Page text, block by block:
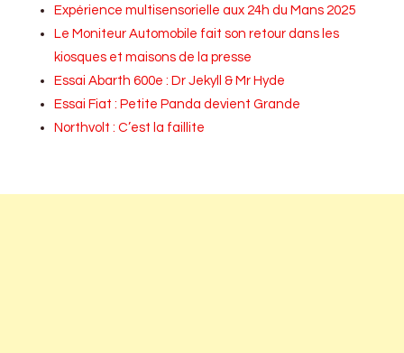
Expérience multisensorielle aux 24h du Mans 2025
Le Moniteur Automobile fait son retour dans les
kiosques et maisons de la presse
Essai Abarth 600e : Dr Jekyll & Mr Hyde
Essai Fiat : Petite Panda devient Grande
Northvolt : C’est la faillite